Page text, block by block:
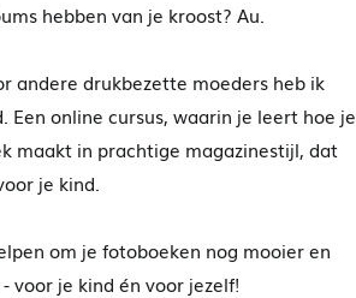
hebben van je kroost? Au.
andere drukbezette moeders heb ik
Een online cursus, waarin je leert hoe je
maakt in prachtige magazinestijl, dat
je kind.
om je fotoboeken nog mooier en
voor je kind én voor jezelf!